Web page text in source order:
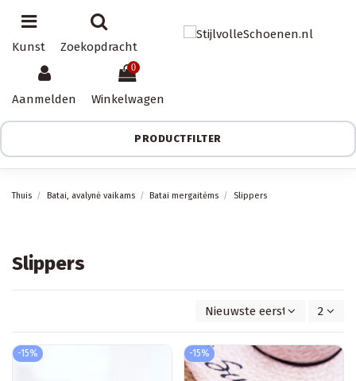
Kunst Zoekopdracht
Aanmelden
0
Winkelwagen
PRODUCTFILTER
Thuis Batai, avalynė vaikams Batai mergaitėms Slippers
Slippers
Nieuwste eerst 2
-15% -15%